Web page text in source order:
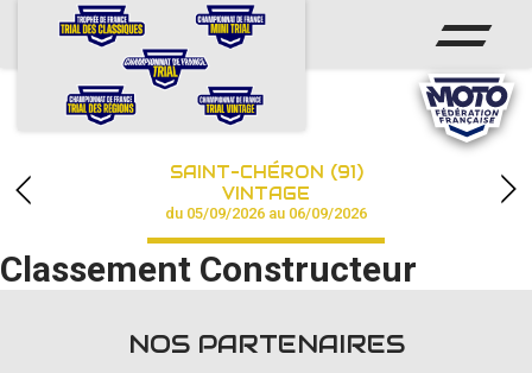
ACCUEIL
CALENDRIER
CHAMPIONNAT
RÉSULTATS
PHOTOS / VIDÉOS
PARTENAIRES
SAINT-CHÉRON (91)
VINTAGE
du 05/09/2026 au 06/09/2026
Classement Constructeur
NOS PARTENAIRES